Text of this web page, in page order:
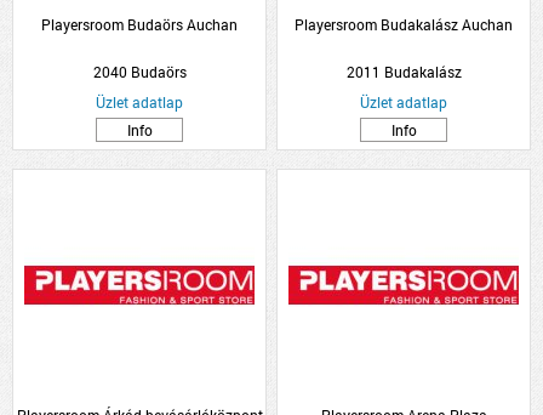
Playersroom Budaörs Auchan
2040 Budaörs
Üzlet adatlap
Info
Playersroom Budakalász Auchan
2011 Budakalász
Üzlet adatlap
Info